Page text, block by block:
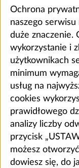
Ochrona
naszego
duże znaczenie.
wykorzystanie i
użytkownikach
minimum
usług na
cookies
prawidłowego
analizy liczby
przycisk
możesz
dowiesz się, do